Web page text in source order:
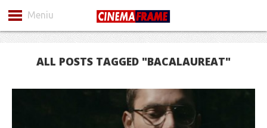
Meniu
ALL POSTS TAGGED "BACALAUREAT"